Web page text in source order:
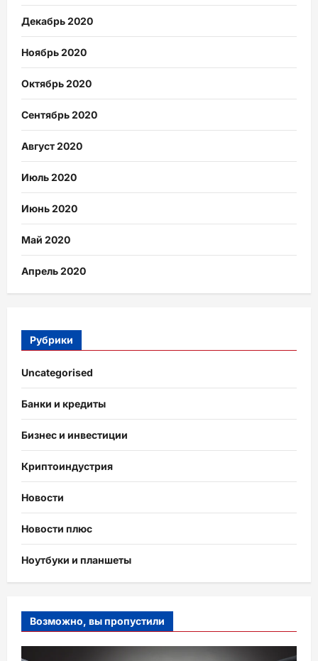
Декабрь 2020
Ноябрь 2020
Октябрь 2020
Сентябрь 2020
Август 2020
Июль 2020
Июнь 2020
Май 2020
Апрель 2020
Рубрики
Uncategorised
Банки и кредиты
Бизнес и инвестиции
Криптоиндустрия
Новости
Новости плюс
Ноутбуки и планшеты
Возможно, вы пропустили